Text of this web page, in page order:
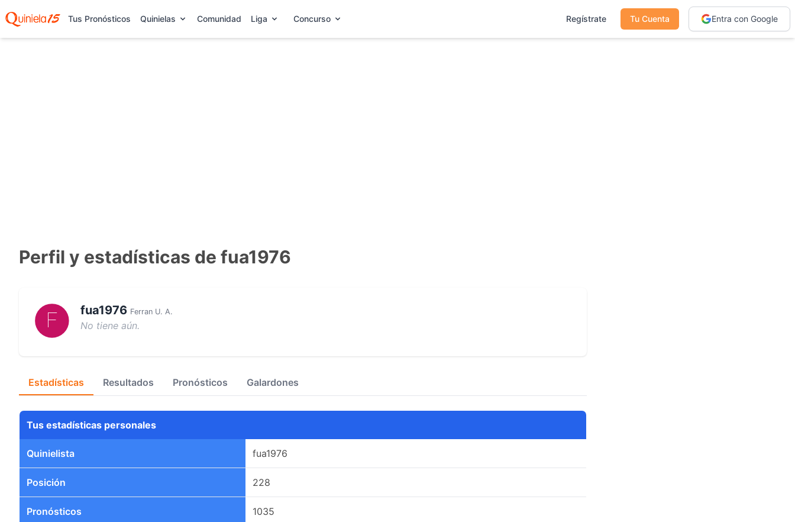
Tus Pronósticos Quinielas Comunidad Liga Concurso Regístrate Tu Cuenta Entra con Google
Perfil y estadísticas de fua1976
fua1976 Ferran U. A.
No tiene aún.
Estadísticas Resultados Pronósticos Galardones
Tus estadísticas personales
Quinielista fua1976
Posición 228
Pronósticos 1035